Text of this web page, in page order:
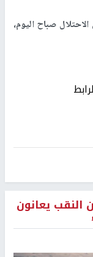
صباح اليوم،
يعانون